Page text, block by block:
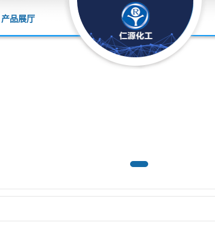
产品展厅